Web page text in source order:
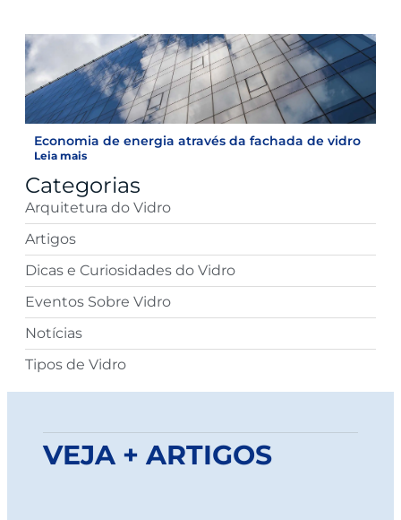
Economia de energia através da fachada de vidro
Leia mais
Categorias
Arquitetura do Vidro
Artigos
Dicas e Curiosidades do Vidro
Eventos Sobre Vidro
Notícias
Tipos de Vidro
VEJA + ARTIGOS